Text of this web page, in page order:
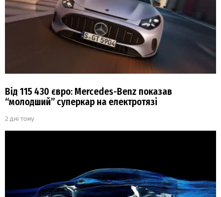
Від 115 430 євро: Mercedes-Benz показав
“молодший” суперкар на електротязі
2 дні тому